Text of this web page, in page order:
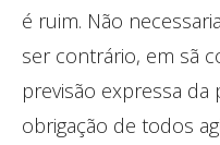
é ruim. Não
ser contrário, em sã
previsão expressa da
obrigação de todos